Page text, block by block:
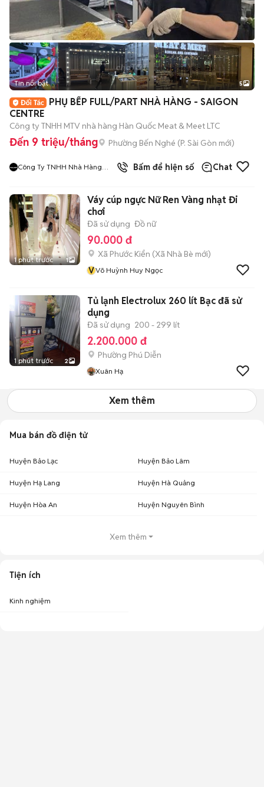
Tin nổi bật 5
PHỤ BẾP FULL/PART NHÀ HÀNG - SAIGON
CENTRE
Công ty TNHH MTV nhà hàng Hàn Quốc Meat & Meet LTC
Đến 9 triệu/tháng Phường Bến Nghé (P. Sài Gòn mới)
Công Ty TNHH Nhà Hàng
9đã bán
Bấm để hiện số Chat
1 phút trước 1
Váy cúp ngực Nữ Ren Vàng nhạt Đi
chơi
Đã sử dụng Đồ nữ
90.000 đ
Xã Phước Kiển (Xã Nhà Bè mới)
VVõ Huỳnh Huy Ngọc
1 phút trước 2
Tủ lạnh Electrolux 260 lít Bạc đã sử
dụng
Đã sử dụng 200 - 299 lít
2.200.000 đ
Phường Phú Diễn
Xuân Hạ
Xem thêm
Mua bán đồ điện tử
Huyện Bảo Lạc Huyện Bảo Lâm
Huyện Hạ Lang Huyện Hà Quảng
Huyện Hòa An Huyện Nguyên Bình
Xem thêm
Tiện ích
Kinh nghiệm